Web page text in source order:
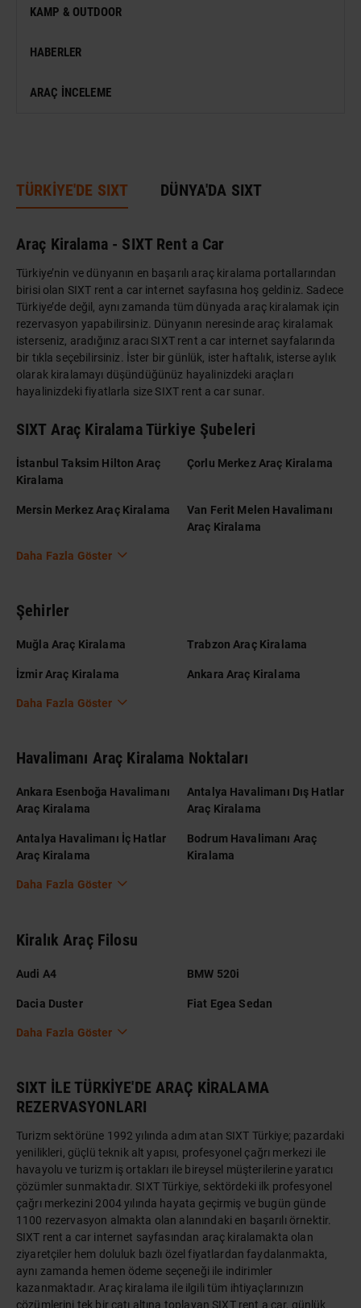
ANTIK KENT & ALANLAR
KAMP & OUTDOOR
HABERLER
ARAÇ İNCELEME
TÜRKİYE'DE SIXT DÜNYA'DA SIXT
Araç Kiralama - SIXT Rent a Car
Türkiye’nin ve dünyanın en başarılı araç kiralama portallarından
birisi olan SIXT rent a car internet sayfasına hoş geldiniz. Sadece
Türkiye’de değil, aynı zamanda tüm dünyada araç kiralamak için
rezervasyon yapabilirsiniz. Dünyanın neresinde araç kiralamak
isterseniz, aradığınız aracı SIXT rent a car internet sayfalarında
bir tıkla seçebilirsiniz. İster bir günlük, ister haftalık, isterse aylık
olarak kiralamayı düşündüğünüz hayalinizdeki araçları
hayalinizdeki fiyatlarla size SIXT rent a car sunar.
SIXT Araç Kiralama Türkiye Şubeleri
İstanbul Taksim Hilton Araç
Kiralama
Çorlu Merkez Araç Kiralama
Mersin Merkez Araç Kiralama
Van Ferit Melen Havalimanı
Araç Kiralama
Daha Fazla Göster
Şehirler
Muğla Araç Kiralama Trabzon Araç Kiralama
İzmir Araç Kiralama Ankara Araç Kiralama
Daha Fazla Göster
Havalimanı Araç Kiralama Noktaları
Ankara Esenboğa Havalimanı
Araç Kiralama
Antalya Havalimanı Dış Hatlar
Araç Kiralama
Antalya Havalimanı İç Hatlar
Araç Kiralama
Bodrum Havalimanı Araç
Kiralama
Daha Fazla Göster
Kiralık Araç Filosu
Audi A4 BMW 520i
Dacia Duster Fiat Egea Sedan
Daha Fazla Göster
SIXT İLE TÜRKİYE'DE ARAÇ KİRALAMA
REZERVASYONLARI
Turizm sektörüne 1992 yılında adım atan SIXT Türkiye; pazardaki
yenilikleri, güçlü teknik alt yapısı, profesyonel çağrı merkezi ile
havayolu ve turizm iş ortakları ile bireysel müşterilerine yaratıcı
çözümler sunmaktadır. SIXT Türkiye, sektördeki ilk profesyonel
çağrı merkezini 2004 yılında hayata geçirmiş ve bugün günde
1100 rezervasyon almakta olan alanındaki en başarılı örnektir.
SIXT rent a car internet sayfasından araç kiralamakta olan
ziyaretçiler hem doluluk bazlı özel fiyatlardan faydalanmakta,
aynı zamanda hemen ödeme seçeneği ile indirimler
kazanmaktadır. Araç kiralama ile ilgili tüm ihtiyaçlarınızın
çözümlerini tek bir çatı altına toplayan SIXT rent a car, günlük